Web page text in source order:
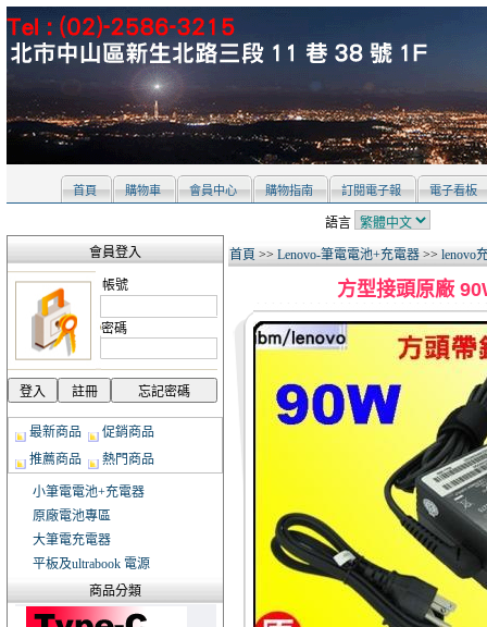
首頁 購物車 會員中心 購物指南 訂閱電子報 電子看板
語言
會員登入
帳號
密碼
最新商品
促銷商品
推薦商品
熱門商品
小筆電電池+充電器
原廠電池專區
大筆電充電器
平板及ultrabook 電源
商品分類
首頁 >> Lenovo-筆電電池+充電器 >> lenovo
方型接頭原廠